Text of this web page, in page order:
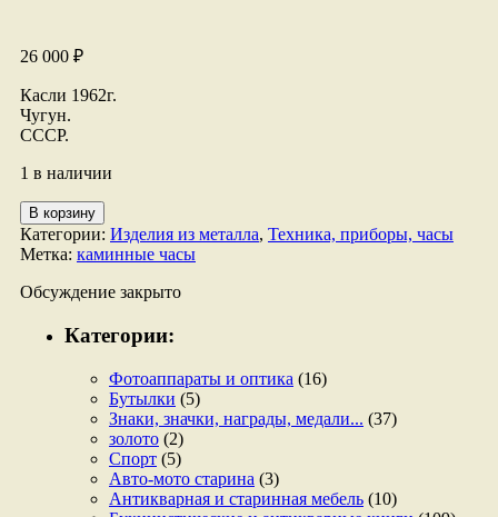
26 000 ₽
Касли 1962г.
Чугун.
СССР.
1 в наличии
Количество
товара
Каминные
"Пушкин"
В корзину
Категории: Изделия из металла, Техника, приборы, часы
Метка: каминные часы
Обсуждение закрыто
Категории:
Фотоаппараты и оптика (16)
Бутылки (5)
Знаки, значки, награды, медали... (37)
золото (2)
Спорт (5)
Авто-мото старина (3)
Антикварная и старинная мебель (10)